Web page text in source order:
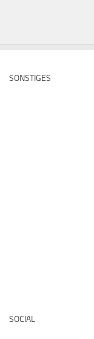
SONSTIGES
SOCIAL